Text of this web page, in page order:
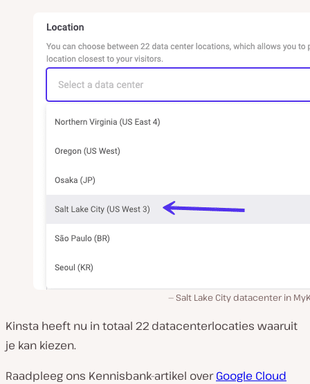
Salt Lake City datacenter in
Kinsta heeft nu in totaal 22 datacenterlocaties waaruit
je kan kiezen.
Raadpleeg ons Kennisbank-artikel overGoogle Cloud